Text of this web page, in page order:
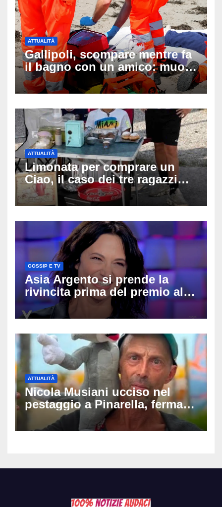
ATTUALITÀ
Gallipoli, scompare mentre fa
il bagno con un amico: muore
a 19 anni dopo 45 minuti di
disperati tentativi di
ATTUALITÀ
Limonata per comprare un
Ciao, il caso dei tre ragazzi
divide l’Italia: Fedriga li invita
in Regione, Vannacci li
GOSSIP E TV
Asia Argento si prende la
rivincita prima del premio alla
carriera: «Mi chiamano
raccomandata e cagna»
ATTUALITÀ
Nicola Musiani ucciso nel
pestaggio a Pinarella, fermati
quattro giovani: la svolta
dopo video, intercettazioni e